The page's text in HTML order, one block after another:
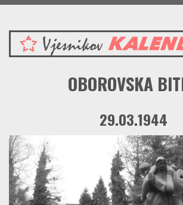
PRENOSIMO
SPOMENICI
BORBENA BIBLIOTEKA
NAŠE PJESME
OBOROVSKA
29.03.1944